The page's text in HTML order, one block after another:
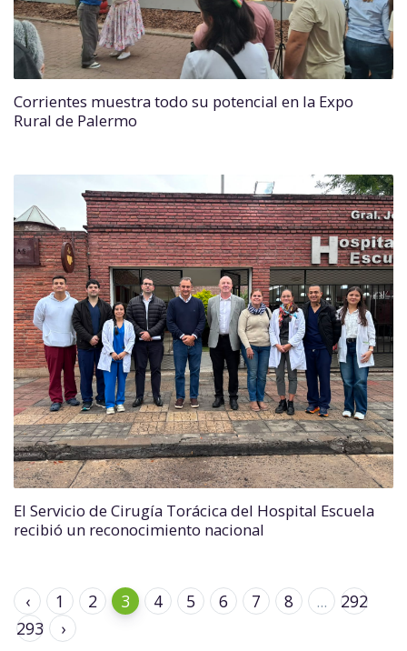
Corrientes muestra todo su potencial en la Expo
Rural de Palermo
El Servicio de Cirugía Torácica del Hospital Escuela
recibió un reconocimiento nacional
‹ 1 2 3 4 5 6 7 8 ...
292
293
›